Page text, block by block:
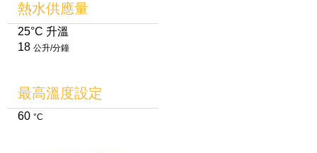
熱水供應量
25°C 升溫
18 公升/分鐘
最高溫度設定
60 °C